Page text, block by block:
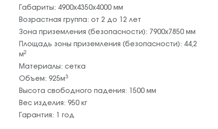
Габариты: 4900х4350х4000 мм
Возрастная группа: от 2 до 12 лет
Зона приземления (безопасности): 7900х7850 мм
Площадь зоны приземления (безопасности): 44,2
м2
Материалы: сетка
Объем: 925м3
Высота свободного падения: 1500мм
Вес изделия: 950 кг
Гарантия:
1 год